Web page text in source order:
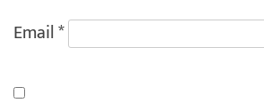
Email*